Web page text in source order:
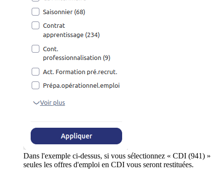
Dans l'exemple ci-dessus, si vous sélectionnez « CDI (941) »
seules les offres d'emploi en CDI vous seront restituées.